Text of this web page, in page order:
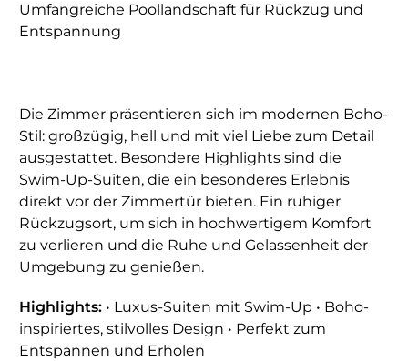
Umfangreiche Poollandschaft für Rückzug und
Entspannung
Die Zimmer präsentieren sich im modernen Boho-
Stil: großzügig, hell und mit viel Liebe zum Detail
ausgestattet. Besondere Highlights sind die
Swim-Up-Suiten, die ein besonderes Erlebnis
direkt vor der Zimmertür bieten. Ein ruhiger
Rückzugsort, um sich in hochwertigem Komfort
zu verlieren und die Ruhe und Gelassenheit der
Umgebung zu genießen.
Highlights: • Luxus-Suiten mit Swim-Up • Boho-
inspiriertes, stilvolles Design • Perfekt zum
Entspannen und Erholen